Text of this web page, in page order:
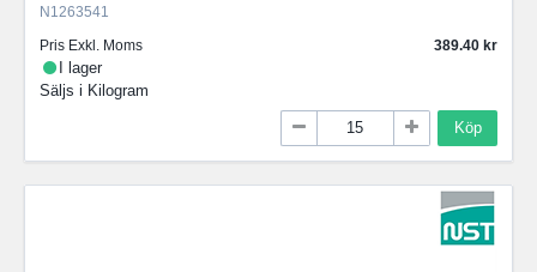
N1263541
Pris Exkl. Moms
389.40
I lager
Säljs i Kilogram
Köp